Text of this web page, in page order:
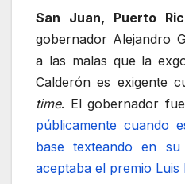
San Juan, Puerto
gobernador Alejandro
a las malas que la
Calderón es exigente
time. El gobernador fue
públicamente cuando
base texteando en
aceptaba el premio